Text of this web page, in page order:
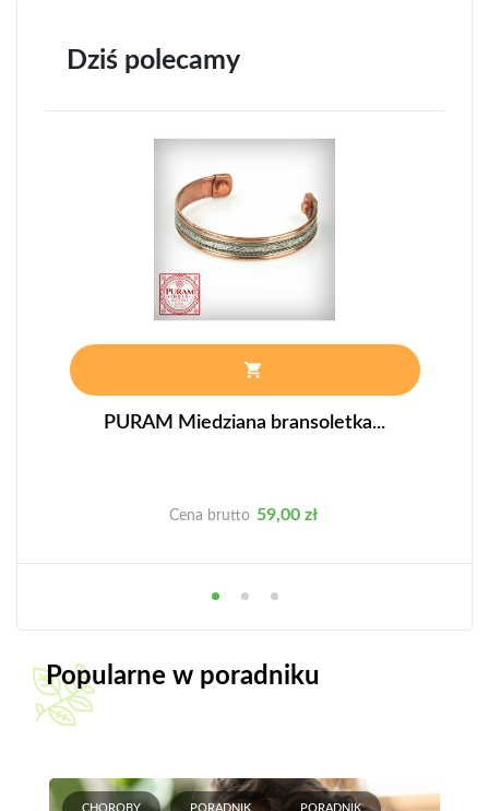
Dziś polecamy
PURAM Miedziana bransoletka...
Cena brutto Cena
59,00 zł
Popularne w poradniku
CHOROBY PORADNIK PORADNIK